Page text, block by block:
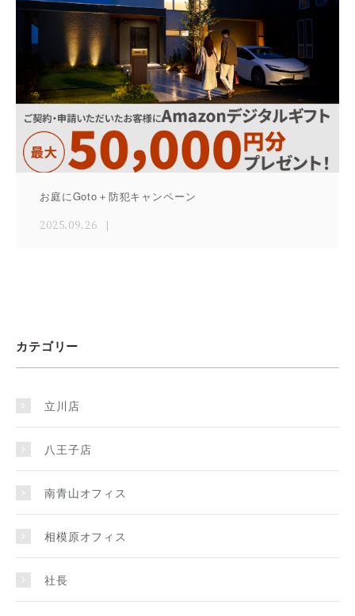
お庭にGoto＋防犯キャンペーン
2025.09.26
カテゴリー
立川店
八王子店
南青山オフィス
相模原オフィス
社長